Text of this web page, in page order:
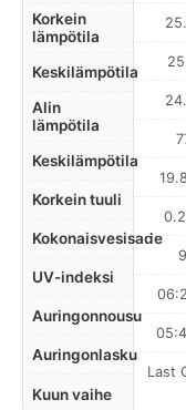
Korkein
lämpötila
Keskilämpötila
Alin
lämpötila
Keskilämpötila
Korkein tuuli
Kokonaisvesisade
UV-indeksi
Auringonnousu
Auringonlasku
Kuun vaihe
Last